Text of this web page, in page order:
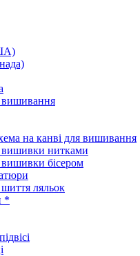
на канві для вишивання
нитками
бісером
ляльок
*